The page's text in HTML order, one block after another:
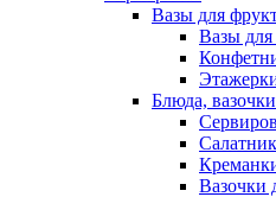
Вазы для
Вазы для
Блюда,
Вазочки